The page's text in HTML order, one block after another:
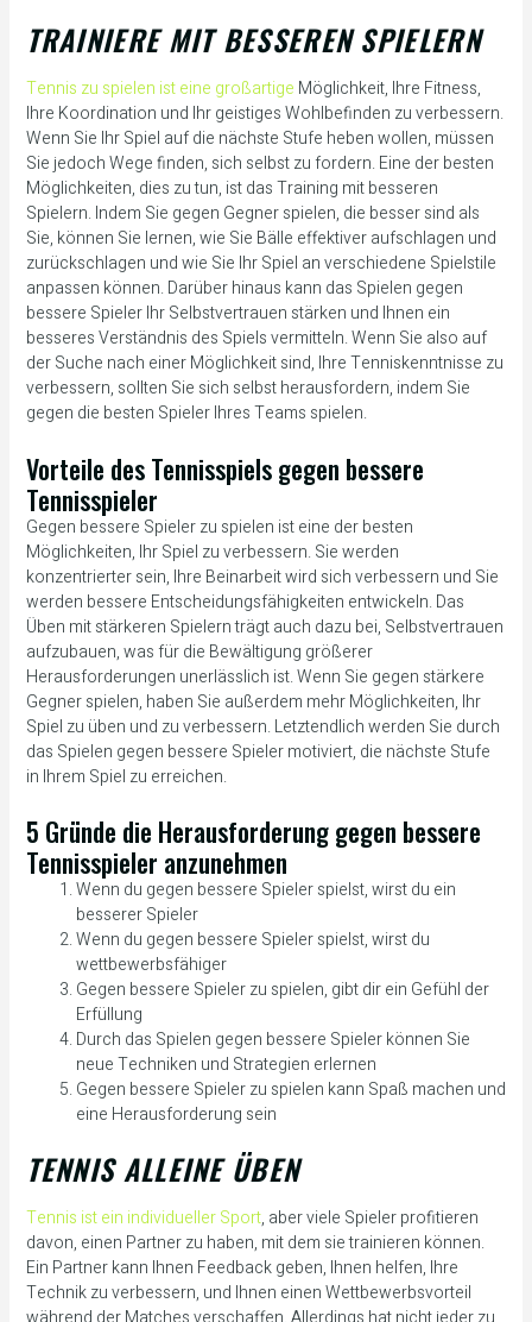
TRAINIERE MIT BESSEREN SPIELERN
Tennis zu spielen ist eine großartige Möglichkeit, Ihre Fitness,
Ihre Koordination und Ihr geistiges Wohlbefinden zu verbessern.
Wenn Sie Ihr Spiel auf die nächste Stufe heben wollen, müssen
Sie jedoch Wege finden, sich selbst zu fordern. Eine der besten
Möglichkeiten, dies zu tun, ist das Training mit besseren
Spielern. Indem Sie gegen Gegner spielen, die besser sind als
Sie, können Sie lernen, wie Sie Bälle effektiver aufschlagen und
zurückschlagen und wie Sie Ihr Spiel an verschiedene Spielstile
anpassen können. Darüber hinaus kann das Spielen gegen
bessere Spieler Ihr Selbstvertrauen stärken und Ihnen ein
besseres Verständnis des Spiels vermitteln. Wenn Sie also auf
der Suche nach einer Möglichkeit sind, Ihre Tenniskenntnisse zu
verbessern, sollten Sie sich selbst herausfordern, indem Sie
gegen die besten Spieler Ihres Teams spielen.
Vorteile des Tennisspiels gegen bessere
Tennisspieler
Gegen bessere Spieler zu spielen ist eine der besten
Möglichkeiten, Ihr Spiel zu verbessern. Sie werden
konzentrierter sein, Ihre Beinarbeit wird sich verbessern und Sie
werden bessere Entscheidungsfähigkeiten entwickeln. Das
Üben mit stärkeren Spielern trägt auch dazu bei, Selbstvertrauen
aufzubauen, was für die Bewältigung größerer
Herausforderungen unerlässlich ist. Wenn Sie gegen stärkere
Gegner spielen, haben Sie außerdem mehr Möglichkeiten, Ihr
Spiel zu üben und zu verbessern. Letztendlich werden Sie durch
das Spielen gegen bessere Spieler motiviert, die nächste Stufe
in Ihrem Spiel zu erreichen.
5 Gründe die Herausforderung gegen bessere
Tennisspieler anzunehmen
Wenn du gegen bessere Spieler spielst, wirst du ein
besserer Spieler
Wenn du gegen bessere Spieler spielst, wirst du
wettbewerbsfähiger
Gegen bessere Spieler zu spielen, gibt dir ein Gefühl der
Erfüllung
Durch das Spielen gegen bessere Spieler können Sie
neue Techniken und Strategien erlernen
Gegen bessere Spieler zu spielen kann Spaß machen und
eine Herausforderung sein
TENNIS ALLEINE ÜBEN
Tennis ist ein individueller Sport, aber viele Spieler profitieren
davon, einen Partner zu haben, mit dem sie trainieren können.
Ein Partner kann Ihnen Feedback geben, Ihnen helfen, Ihre
Technik zu verbessern, und Ihnen einen Wettbewerbsvorteil